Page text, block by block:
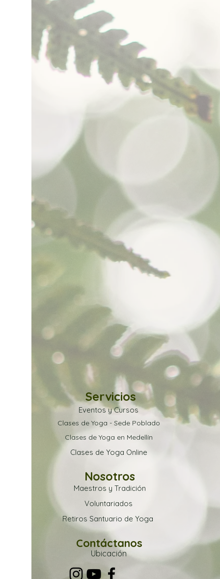
Servicios
Nosotros
Contáctanos
Eventos y Cursos
Clases de Yoga - Sede Poblado
Clases de Yoga en Medellín
Clases de Yoga Online
Maestros y Tradición
Voluntariados
Retiros Santuario de Yoga
Ubicación